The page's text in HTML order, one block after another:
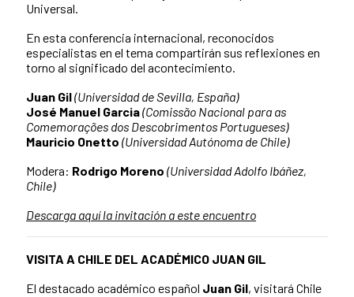
Universal.
En esta conferencia internacional, reconocidos
especialistas en el tema compartirán sus reflexiones en
torno al significado del acontecimiento.
Juan Gil(Universidad de Sevilla, España)
José Manuel Garcia(Comissão Nacional para as
Comemorações dos Descobrimentos Portugueses)
Mauricio Onetto (Universidad Autónoma de Chile)
Modera: Rodrigo Moreno (Universidad Adolfo Ibáñez,
Chile)
Descarga aquí la invitación a este encuentro
VISITA A CHILE DEL ACADÉMICO JUAN GIL
El destacado académico español Juan Gil, visitará Chile